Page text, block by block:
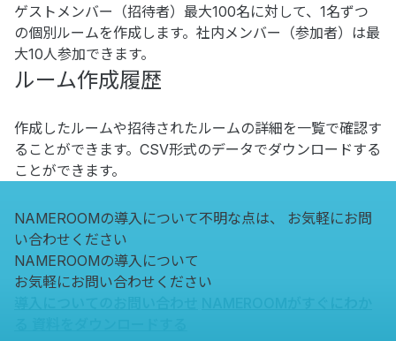
ゲストメンバー（招待者）最大100名に対して、1名ずつ
の個別ルームを作成します。社内メンバー（参加者）は最
大10人参加できます。
ルーム作成履歴
作成したルームや招待されたルームの詳細を一覧で確認す
ることができます。CSV形式のデータでダウンロードする
ことができます。
NAMEROOMの導入について不明な点は、
お気軽にお問
い合わせください
NAMEROOMの導入について
お気軽にお問い合わせください